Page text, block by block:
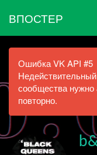
ВПОСТЕР
Ошибка VK API #5
сообщества нужно
повторно.
ㅤ